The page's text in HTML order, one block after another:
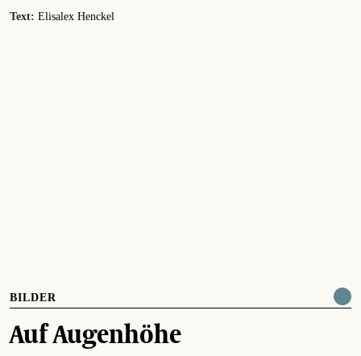
Text: Elisalex Henckel
BILDER
Auf Augenhöhe